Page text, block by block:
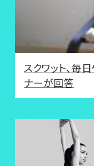
スクワット、毎
ナーが回答